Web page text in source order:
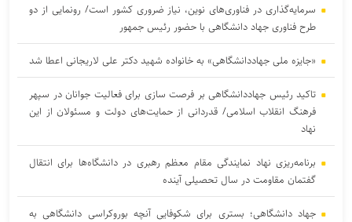
سرمایه‌گذاری در فناوری‌های نوین، نیاز ضروری کشور است/ رونمایی از دو
طرح فناوری جهاد دانشگاهی با حضور رئیس جمهور
«جایزه ملی جهاددانشگاهی» به خانواده شهید دکتر علی لاریجانی اعطا شد
تاکید رئیس جهاددانشگاهی بر فرصت سازی برای فعالیت جوانان در سپهر
فرهنگ انقلاب اسلامی/ قدردانی از حمایت‌های دولت و مسئولان از این
نهاد
برنامه‌ریزی نهاد نمایندگی مقام معظم رهبری در دانشگاه‌ها برای انتقال
گفتمان مقاومت در سال تحصیلی آینده
جهاد دانشگاهی؛ بستری برای شکوفایی آنچه بوروکراسی دانشگاهی به